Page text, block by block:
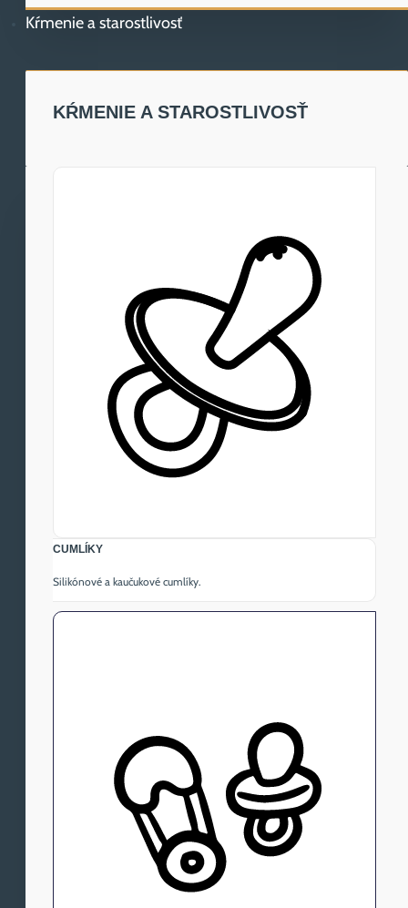
Kŕmenie a starostlivosť
KŔMENIE A STAROSTLIVOSŤ
CUMLÍKY
Silikónové a kaučukové cumlíky.